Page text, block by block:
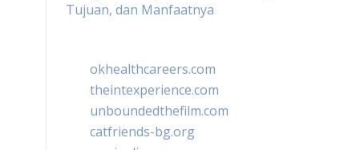
Tujuan, dan Manfaatnya
okhealthcareers.com
theintexperience.com
unboundedthefilm.com
catfriends-bg.org